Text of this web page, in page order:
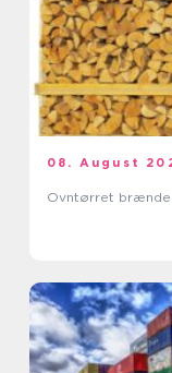
08. August
Ovntørret brænde